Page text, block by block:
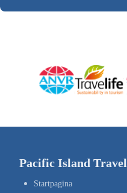
Pacific Island Travel
Startpagina